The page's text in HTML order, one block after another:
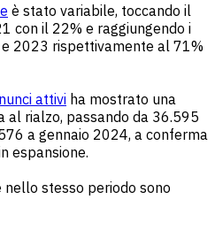
è stato variabile, toccando il
con il 22% e raggiungendo i
2023 rispettivamente al 71%
attivi ha mostrato una
al rialzo, passando da 36.595
a gennaio 2024, a conferma
espansione.
nello stesso periodo sono